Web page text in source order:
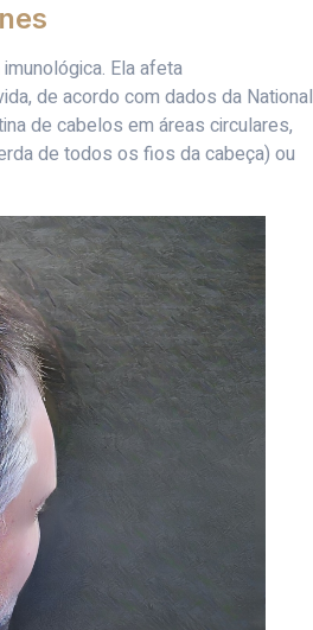
Ela afeta
de acordo com dados da National
de cabelos em áreas circulares,
de todos os fios da cabeça) ou